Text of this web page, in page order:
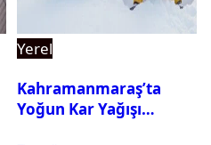
Yerel
Kahramanmaraş’ta
Yoğun Kar Yağışı